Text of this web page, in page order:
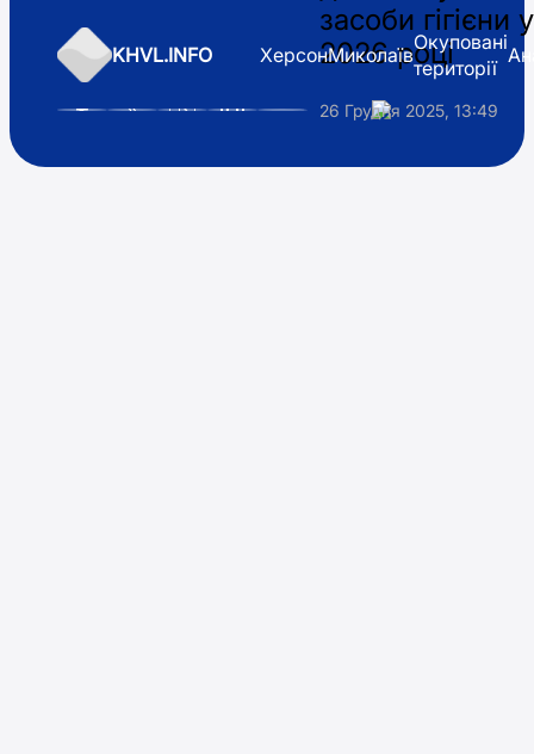
засоби гігієни у
2026 році
26 Грудня 2025, 13:49
KHVL.INFO ХерсонМиколаїв
Окуповані
території